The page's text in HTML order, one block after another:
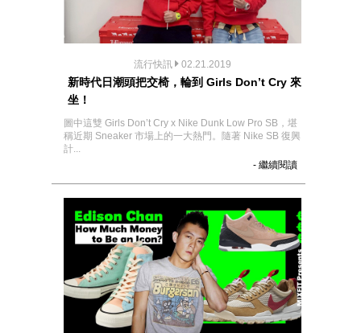
流行快訊 02.21.2019
新時代日潮頭把交椅，輪到 Girls Don’t Cry 來
坐！
圖中這雙 Girls Don’t Cry x Nike Dunk Low Pro SB，堪
稱近期 Sneaker 市場上的一大熱門。隨著 Nike SB 復興
計...
- 繼續閱讀